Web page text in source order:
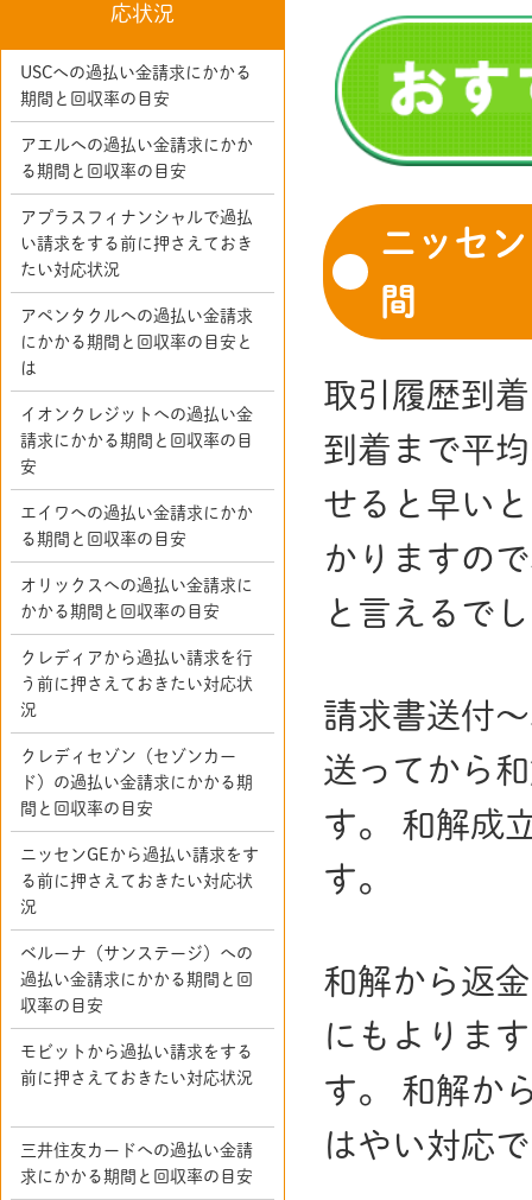
ニッセ
間
取引履歴到
到着まで平
せると早い
かりますの
と言えるで
請求書送付
送ってから
す。 和解成
す。
和解から返
にもよりま
す。 和解か
はやい対応
応状況
USCへの過払い金請求にかかる
期間と回収率の目安
アエルへの過払い金請求にかか
る期間と回収率の目安
アプラスフィナンシャルで過払
い請求をする前に押さえておき
たい対応状況
アペンタクルへの過払い金請求
にかかる期間と回収率の目安と
は
イオンクレジットへの過払い金
請求にかかる期間と回収率の目
安
エイワへの過払い金請求にかか
る期間と回収率の目安
オリックスへの過払い金請求に
かかる期間と回収率の目安
クレディアから過払い請求を行
う前に押さえておきたい対応状
況
クレディセゾン（セゾンカー
ド）の過払い金請求にかかる期
間と回収率の目安
ニッセンGEから過払い請求をす
る前に押さえておきたい対応状
況
ベルーナ（サンステージ）への
過払い金請求にかかる期間と回
収率の目安
モビットから過払い請求をする
前に押さえておきたい対応状況
三井住友カードへの過払い金請
求にかかる期間と回収率の目安